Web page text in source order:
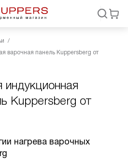
варочная панель Kuppersberg от
индукционная
Kuppersberg от
нагрева варочных